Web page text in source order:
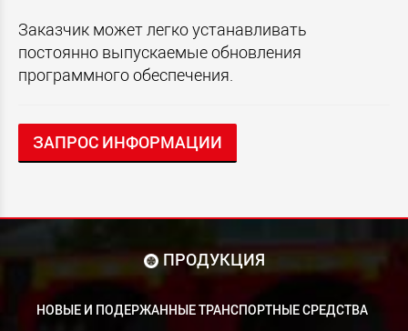
Заказчик может легко устанавливать
постоянно выпускаемые обновления
программного обеспечения.
ЗАПРОС ИНФОРМАЦИИ
ПРОДУКЦИЯ
НОВЫЕ И ПОДЕРЖАННЫЕ ТРАНСПОРТНЫЕ СРЕДСТВА